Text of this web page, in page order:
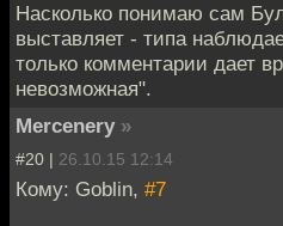
Насколько понимаю сам
выставляет - типа
только комментарии дает
невозможная".
Mercenery »
#20 | 26.10.15 12:14
Кому: Goblin, #7